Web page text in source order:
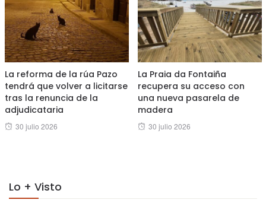
La reforma de la rúa Pazo
tendrá que volver a licitarse
tras la renuncia de la
adjudicataria
Posted
30 julio 2026
La Praia da Fontaiña
recupera su acceso con
una nueva pasarela de
madera
Posted
30 julio 2026
Lo + Visto